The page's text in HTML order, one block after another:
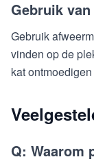
Gebruik
Gebruik
vinden op de
kat
Q: Waarom